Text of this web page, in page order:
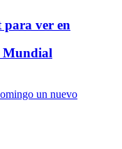
para ver en
Mundial